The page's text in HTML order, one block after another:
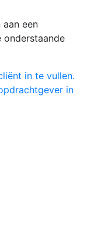
een
onderstaande
in te vullen.
in